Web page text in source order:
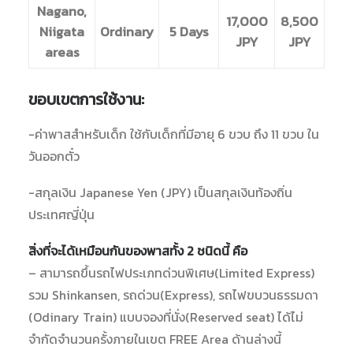
Nagano,
Niigata
areas
Ordinary 5 Days
17,000
JPY
8,500
JPY
ขอบเขตการใช้งาน:
-ค่าพาสสำหรับเด็ก ใช้กับเด็กที่มีอายุ 6 ขวบ ถึง 11 ขวบ ใน
วันออกตั๋ว
-สกุลเงิน Japanese Yen (JPY) เป็นสกุลเงินท้องถิ่น
ประเทศญี่ปุ่น
สิ่งที่จะได้เหมือนกันของพาสทั้ง 2 ชนิดนี้ คือ
– สามารถขึ้นรถไฟประเภทด่วนพิเศษ(Limited Express)
รวม Shinkansen, รถด่วน(Express), รถไฟขบวนธรรมดา
(Odinary Train) แบบจองที่นั่ง(Reserved seat) ได้ไม่
จำกัดจำนวนครั้งภายในเขต FREE Area ด้านล่างนี้